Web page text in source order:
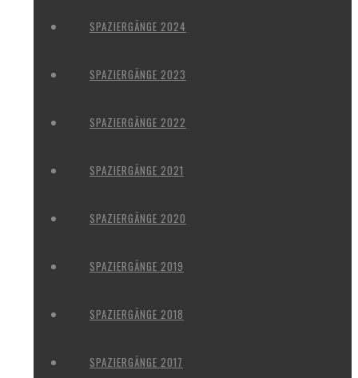
SPAZIERGÄNGE 2024
SPAZIERGÄNGE 2023
SPAZIERGÄNGE 2022
SPAZIERGÄNGE 2021
SPAZIERGÄNGE 2020
SPAZIERGÄNGE 2019
SPAZIERGÄNGE 2018
SPAZIERGÄNGE 2017